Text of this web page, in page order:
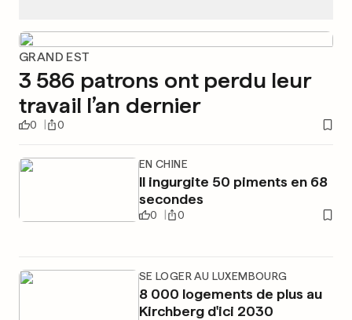
GRAND EST
3 586 patrons ont perdu leur
travail l’an dernier
0 0
EN CHINE
Il ingurgite 50 piments en 68
secondes
0 0
SE LOGER AU LUXEMBOURG
8 000 logements de plus au
Kirchberg d'ici 2030